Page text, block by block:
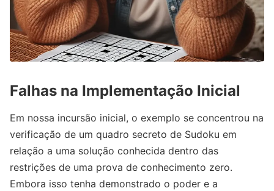
Falhas na Implementação Inicial
Em nossa incursão inicial, o exemplo se concentrou na
verificação de um quadro secreto de Sudoku em
relação a uma solução conhecida dentro das
restrições de uma prova de conhecimento zero.
Embora isso tenha demonstrado o poder e a